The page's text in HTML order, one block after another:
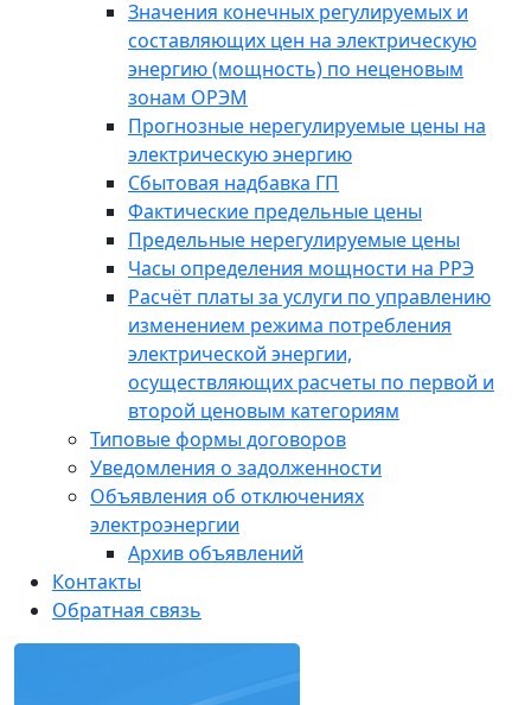
Значения конечных регулируемых и
составляющих цен на электрическую
энергию (мощность) по неценовым
зонам ОРЭМ
Прогнозные нерегулируемые цены на
электрическую энергию
Сбытовая надбавка ГП
Фактические предельные цены
Предельные нерегулируемые цены
Часы определения мощности на РРЭ
Расчёт платы за услуги по управлению
изменением режима потребления
электрической энергии,
осуществляющих расчеты по первой и
второй ценовым категориям
Типовые формы договоров
Уведомления о задолженности
Объявления об отключениях
электроэнергии
Архив объявлений
Контакты
Обратная связь